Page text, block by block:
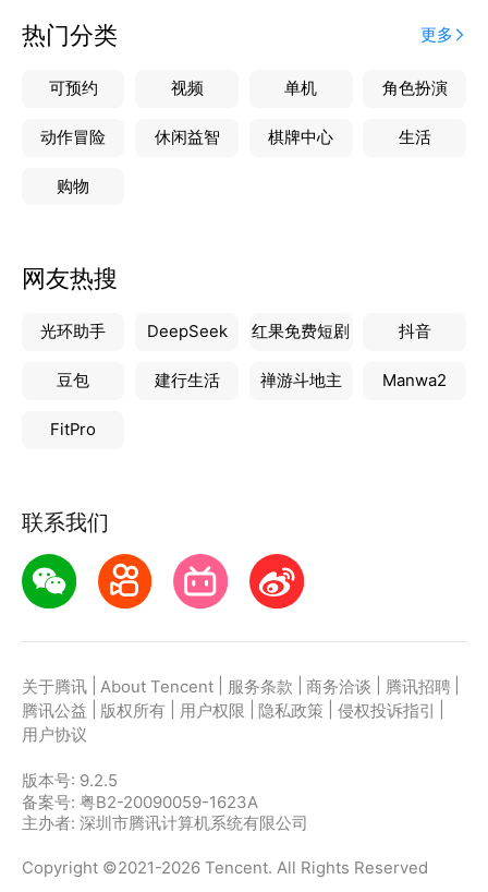
理办法》等行业规则；
2实名注册以及实名认证：真实身份证件上传、在线人
脸认证；
证金制度，确保交易安全；
5隐私政策以及信息安全：平台严格遵循《个人信息保
五、平台的定位：
通、服务实体产业经济、繁荣文化市场，打造的有品质
热门分类 更多
可预约 视频 单机 角色扮演
动作冒险 休闲益智 棋牌中心 生活
购物
网友热搜
光环助手 DeepSeek 红果免费短剧 抖音
豆包 建行生活 禅游斗地主 Manwa2
FitPro
联系我们
关于腾讯 About Tencent 服务条款 商务洽谈 腾讯招聘
腾讯公益
版权所有 用户权限 隐私政策 侵权投诉指引
用户协议
版本号: 9.2.5
备案号: 粤B2-20090059-1623A
主办者: 深圳市腾讯计算机系统有限公司
Copyright ©2021-2026 Tencent. All Rights Reserved